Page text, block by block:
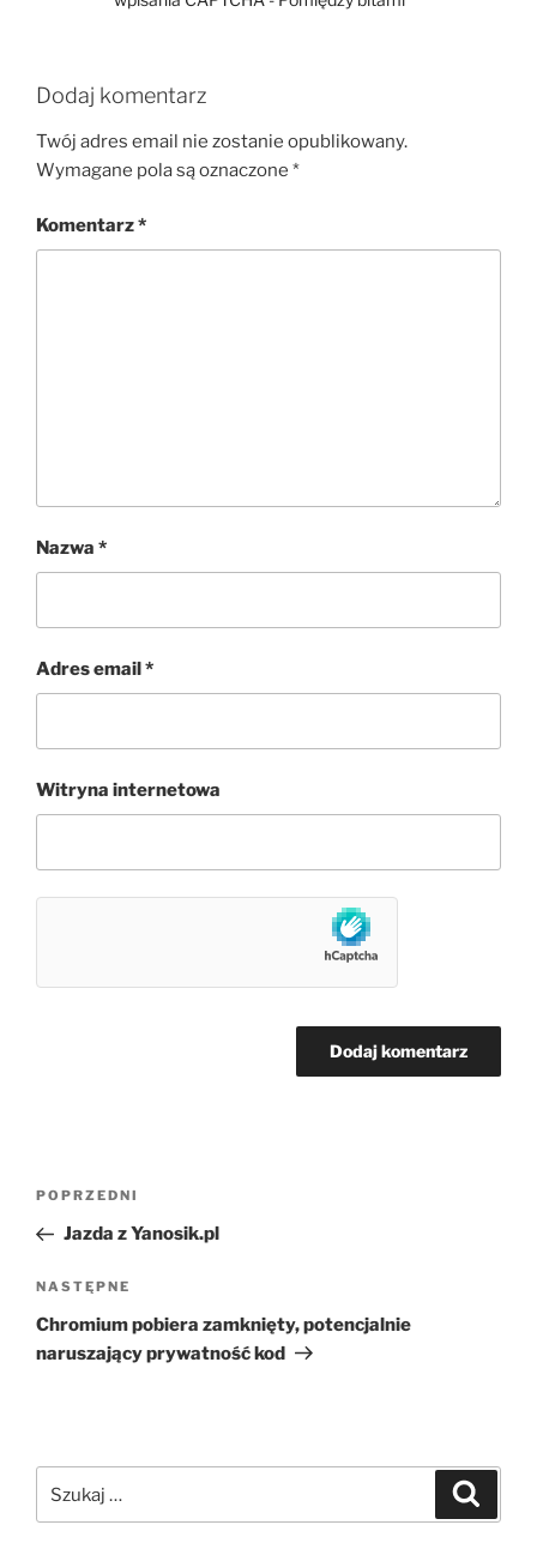
Dodaj komentarz
Twój adres email nie zostanie opublikowany.
Wymagane pola są oznaczone *
Komentarz*
Nazwa *
Adres email*
Witryna internetowa
Nawigacja
Poprzedni
wpis
POPRZEDNI
Jazda z Yanosik.pl
Następny
wpis
NASTĘPNE
Chromium pobiera zamknięty, potencjalnie
naruszający prywatność kod